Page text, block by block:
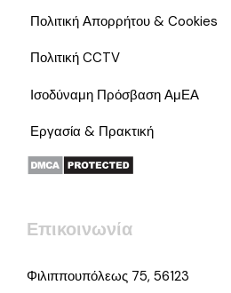
Πολιτική Απορρήτου & Cookies
Πολιτική CCTV
Ισοδύναμη Πρόσβαση ΑμΕΑ
Εργασία & Πρακτική
Επικοινωνία
Φιλιππουπόλεως 75, 56123